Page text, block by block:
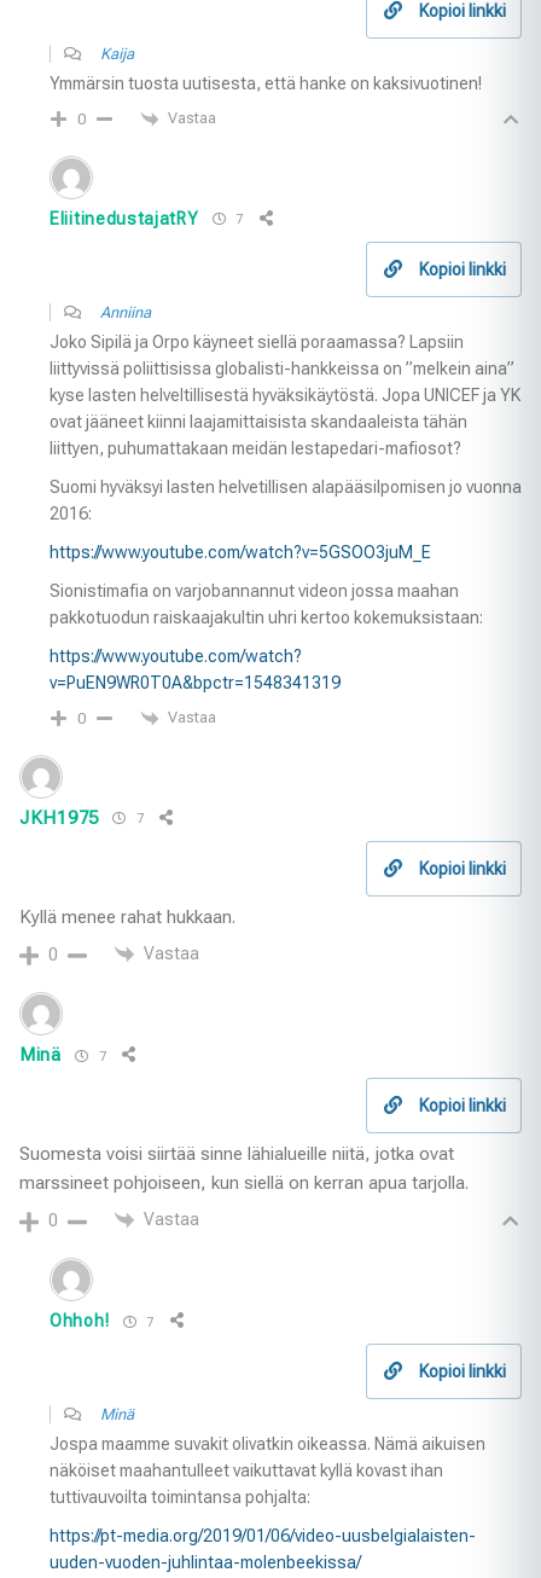
Kopioi linkki
Kaija
Ymmärsin tuosta uutisesta, että hanke on kaksivuotinen!
0 Vastaa
EliitinedustajatRY 7
Kopioi linkki
Anniina
Joko Sipilä ja Orpo käyneet siellä poraamassa? Lapsiin
liittyvissä poliittisissa globalisti-hankkeissa on ”melkein aina”
kyse lasten helveltillisestä hyväksikäytöstä. Jopa UNICEF ja YK
ovat jääneet kiinni laajamittaisista skandaaleista tähän
liittyen, puhumattakaan meidän lestapedari-mafiosot?
Suomi hyväksyi lasten helvetillisen alapääsilpomisen jo vuonna
2016:
https://www.youtube.com/watch?v=5GSOO3juM_E
Sionistimafia on varjobannannut videon jossa maahan
pakkotuodun raiskaajakultin uhri kertoo kokemuksistaan:
https://www.youtube.com/watch?
v=PuEN9WR0T0A&bpctr=1548341319
0 Vastaa
JKH1975 7
Kopioi linkki
Kyllä menee rahat hukkaan.
0 Vastaa
Minä 7
Kopioi linkki
Suomesta voisi siirtää sinne lähialueille niitä, jotka ovat
marssineet pohjoiseen, kun siellä on kerran apua tarjolla.
0 Vastaa
Ohhoh! 7
Kopioi linkki
Minä
Jospa maamme suvakit olivatkin oikeassa. Nämä aikuisen
näköiset maahantulleet vaikuttavat kyllä kovast ihan
tuttivauvoilta toimintansa pohjalta:
https://pt-media.org/2019/01/06/video-uusbelgialaisten-
uuden-vuoden-juhlintaa-molenbeekissa/